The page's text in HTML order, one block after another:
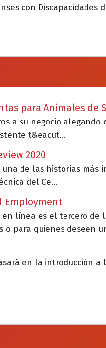
con Discapacidades
para Animales de
a su negocio
t&eacut...
2020
una de las historias
del Ce...
Employment
línea es el tercero de
o para quienes deseen
en la introducción a